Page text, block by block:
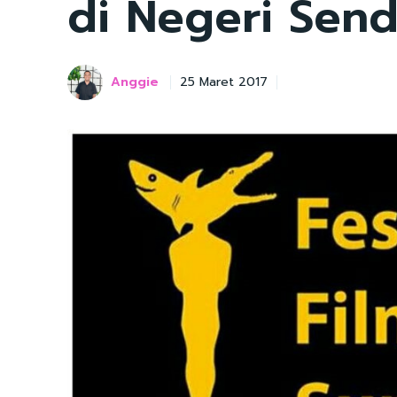
di Negeri
Anggie 25 Maret 2017